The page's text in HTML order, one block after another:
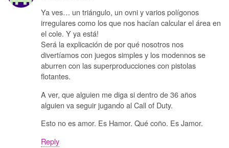
Ya ves… un triángulo, un ovni y varios polígonos
irregulares como los que nos hacían calcular el área en
el cole. Y ya está!
Será la explicación de por qué nosotros nos
divertíamos con juegos simples y los modennos se
aburren con las superproducciones con pistolas
flotantes.
A ver, que alguien me diga si dentro de 36 años
alguien va seguir jugando al Call of Duty.
Esto no es amor. Es Hamor. Qué coño. Es Jamor.
Reply